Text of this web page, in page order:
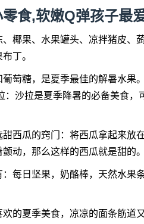
食,软嫩Q弹孩子最
椰果、水果罐头、凉拌猪皮、
丁。
萄糖，是夏季最佳的解暑水果
：沙拉是夏季降暑的必备美食，
西瓜的窍门：将西瓜拿起来放
动，那么这样的西瓜就是甜的。
每日坚果，奶酪棒，天然水果
的夏季美食，凉凉的面条筋道